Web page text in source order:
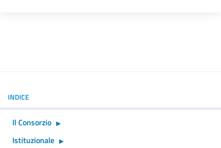
INDICE
Il Consorzio
Istituzionale